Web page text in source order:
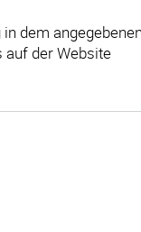
dem angegebenen
der Website